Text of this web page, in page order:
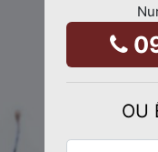
OU